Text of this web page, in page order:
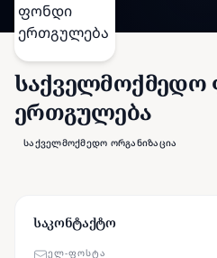
ერთგულება
საქველმოქმედო ორგანიზაცია
საკონტაქტო
ᲔᲚ-ᲤᲝᲡᲢᲐ